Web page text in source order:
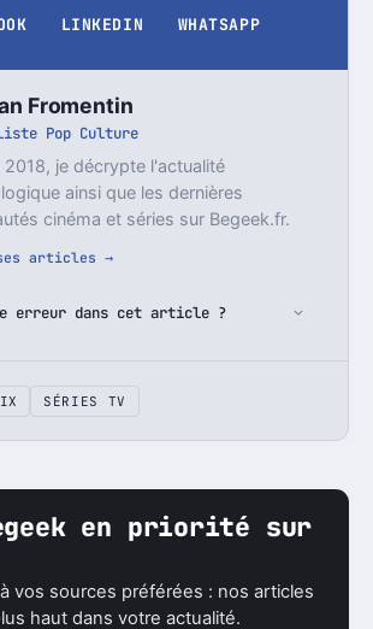
LINKEDIN WHATSAPP
Fromentin
Pop Culture
2018, je décrypte l'actualité
ainsi que les dernières
cinéma et séries sur Begeek.fr.
articles →
erreur dans cet article ?
SÉRIES TV
en priorité sur
vos sources préférées : nos articles
haut dans votre actualité.